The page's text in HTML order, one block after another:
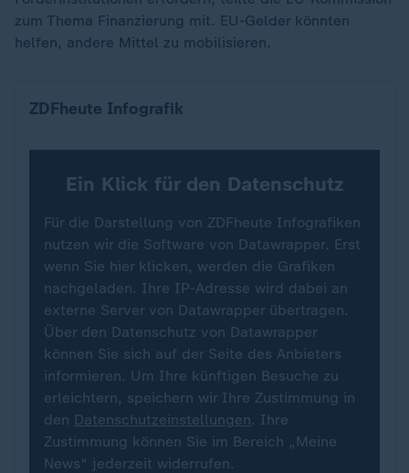
zum Thema Finanzierung mit. EU-Gelder könnten
helfen, andere Mittel zu mobilisieren.
ZDFheute Infografik
Ein Klick für den Datenschutz
Für die Darstellung von ZDFheute Infografiken
nutzen wir die Software von Datawrapper. Erst
wenn Sie hier klicken, werden die Grafiken
nachgeladen. Ihre IP-Adresse wird dabei an
externe Server von Datawrapper übertragen.
Über den Datenschutz von Datawrapper
können Sie sich auf der Seite des Anbieters
informieren. Um Ihre künftigen Besuche zu
erleichtern, speichern wir Ihre Zustimmung in
den Datenschutzeinstellungen. Ihre
Zustimmung können Sie im Bereich „Meine
News“ jederzeit widerrufen.